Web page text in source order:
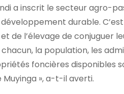
a inscrit le secteur agro-
développement durable.
de l’élevage de conjuguer
la population, les
foncières disponibles
», a-t-il averti.